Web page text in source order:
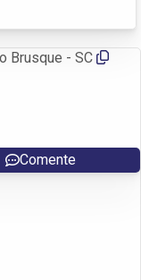
Brusque - SC
Comente